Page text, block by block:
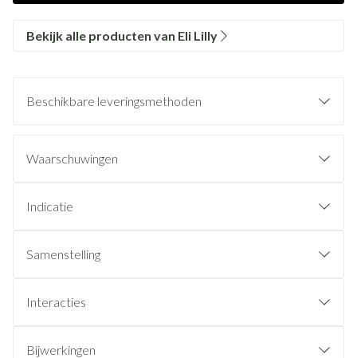
Bekijk alle producten van Eli Lilly
Beschikbare leveringsmethoden
Waarschuwingen
Indicatie
Samenstelling
Interacties
Bijwerkingen